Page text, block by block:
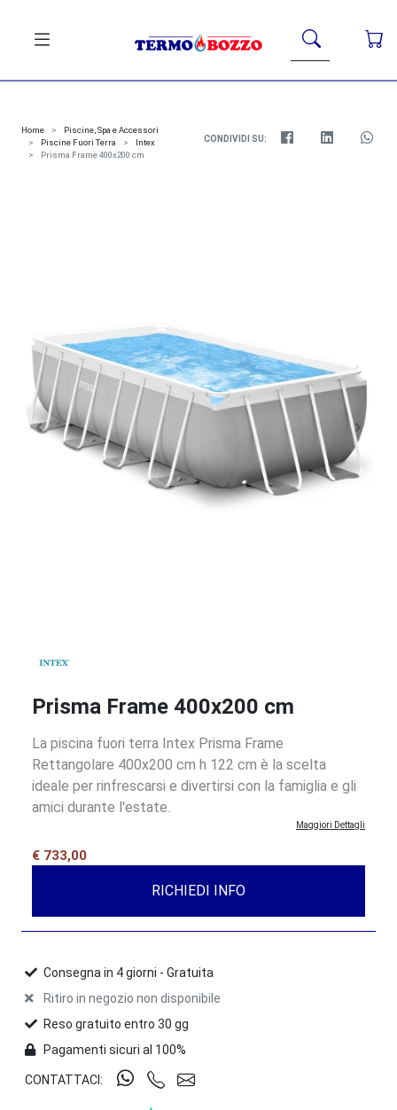
Home
Piscine, Spa e Accessori
Piscine Fuori Terra
Intex
Prisma Frame 400x200 cm
CONDIVIDI SU:
Prisma Frame 400x200 cm
La piscina fuori terra Intex Prisma Frame
Rettangolare 400x200 cm h 122 cm è la scelta
ideale per rinfrescarsi e divertirsi con la famiglia e gli
amici durante l'estate.
Maggiori Dettagli
€ 733,00
RICHIEDI INFO
Consegna in 4giorni - Gratuita
Ritiro in negozio non disponibile
Reso gratuito entro 30 gg
Pagamenti sicuri al 100%
CONTATTACI: